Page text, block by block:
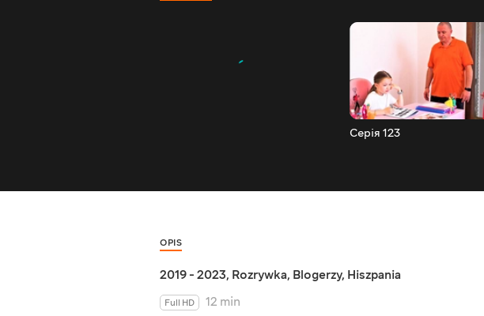
Серія 123
OPIS
2019 - 2023, Rozrywka, Blogerzy, Hiszpania
Full HD
12 min